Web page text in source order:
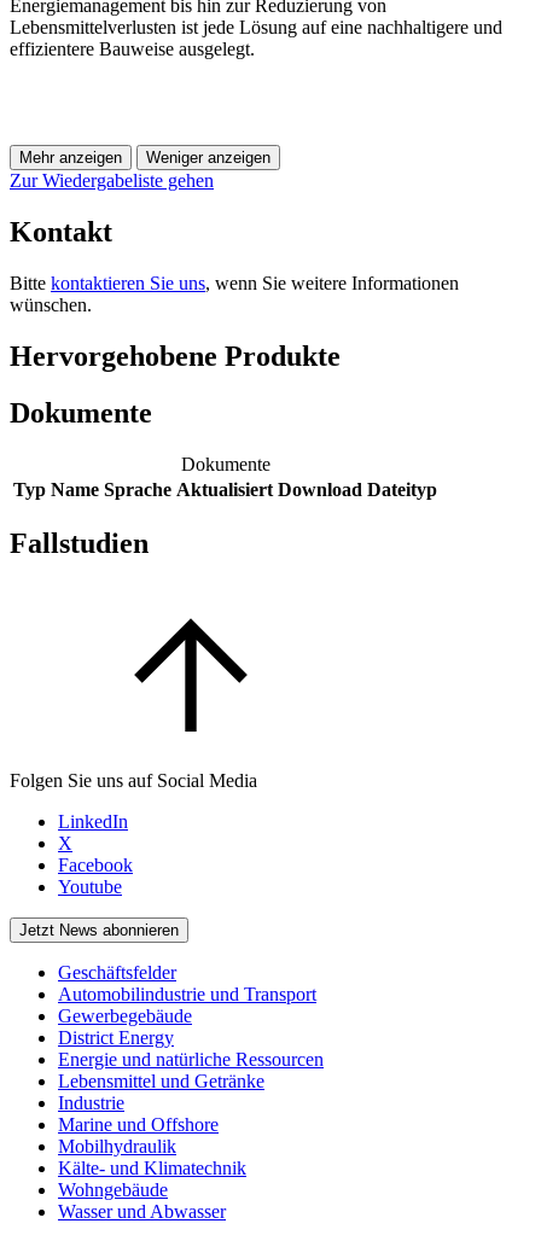
Energiemanagement bis hin zur Reduzierung von
Lebensmittelverlusten ist jede Lösung auf eine nachhaltigere und
effizientere Bauweise ausgelegt.
Mehr anzeigen Weniger anzeigen
Zur Wiedergabeliste gehen
Kontakt
Bitte kontaktieren Sie uns, wenn Sie weitere Informationen
wünschen.
Hervorgehobene Produkte
Dokumente
Dokumente
Typ Name Sprache Aktualisiert Download Dateityp
Fallstudien
Folgen Sie uns auf Social Media
LinkedIn
X
Facebook
Youtube
Jetzt News abonnieren
Geschäftsfelder
Automobilindustrie und Transport
Gewerbegebäude
District Energy
Energie und natürliche Ressourcen
Lebensmittel und Getränke
Industrie
Marine und Offshore
Mobilhydraulik
Kälte- und Klimatechnik
Wohngebäude
Wasser und Abwasser